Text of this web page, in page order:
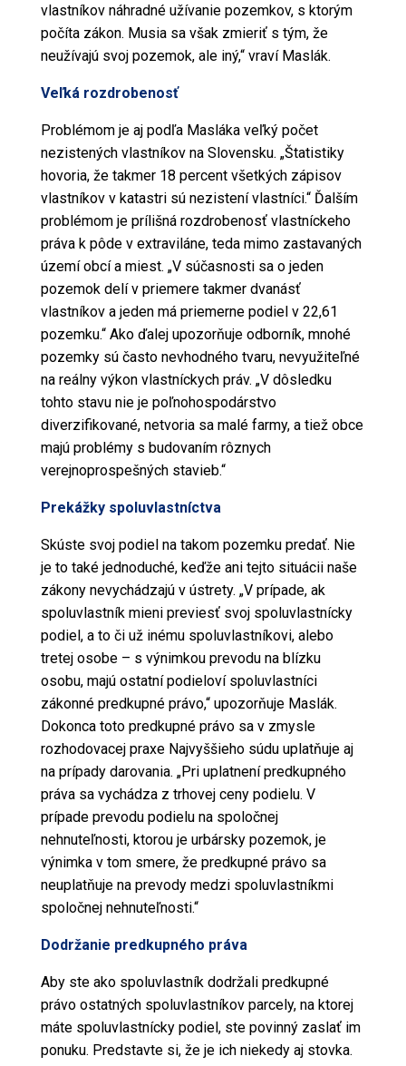
vlastníkov náhradné užívanie pozemkov, s ktorým
počíta zákon. Musia sa však zmieriť s tým, že
neužívajú svoj pozemok, ale iný,“ vraví Maslák.
Veľká rozdrobenosť
Problémom je aj podľa Masláka veľký počet
nezistených vlastníkov na Slovensku. „Štatistiky
hovoria, že takmer 18 percent všetkých zápisov
vlastníkov v katastri sú nezistení vlastníci.“ Ďalším
problémom je prílišná rozdrobenosť vlastníckeho
práva k pôde v extraviláne, teda mimo zastavaných
území obcí a miest. „V súčasnosti sa o jeden
pozemok delí v priemere takmer dvanásť
vlastníkov a jeden má priemerne podiel v 22,61
pozemku.“ Ako ďalej upozorňuje odborník, mnohé
pozemky sú často nevhodného tvaru, nevyužiteľné
na reálny výkon vlastníckych práv. „V dôsledku
tohto stavu nie je poľnohospodárstvo
diverzifikované, netvoria sa malé farmy, a tiež obce
majú problémy s budovaním rôznych
verejnoprospešných stavieb.“
Prekážky spoluvlastníctva
Skúste svoj podiel na takom pozemkupredať. Nie
je to také jednoduché, keďže ani tejto situácii naše
zákonynevychádzajú v ústrety. „V prípade, ak
spoluvlastník mieni previesť svoj spoluvlastnícky
podiel, a to či už inému spoluvlastníkovi, alebo
tretej osobe – s výnimkou prevodu na blízku
osobu, majú ostatní podieloví spoluvlastníci
zákonnépredkupné právo,“ upozorňuje Maslák.
Dokonca toto predkupné právo sa v zmysle
rozhodovacej praxe Najvyššieho súdu uplatňuje aj
na prípady darovania. „Pri uplatnení predkupného
práva sa vychádza z trhovej cenypodielu. V
prípade prevodu podielu na spoločnej
nehnuteľnosti, ktorou je urbársky pozemok, je
výnimka v tom smere, že predkupné právo sa
neuplatňuje na prevody medzi spoluvlastníkmi
spoločnej nehnuteľnosti.“
Dodržanie predkupného práva
Aby ste ako spoluvlastník dodržali predkupné
právo ostatných spoluvlastníkov parcely, na ktorej
máte spoluvlastnícky podiel, ste povinný zaslať im
ponuku. Predstavte si, že je ich niekedy aj stovka.